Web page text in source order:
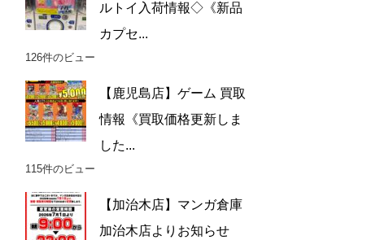
ルトイ入荷情報◇《新品
カプセ...
126件のビュー
【鹿児島店】ゲーム 買取
情報《買取価格更新しま
した...
115件のビュー
【加治木店】マンガ倉庫
加治木店よりお知らせ